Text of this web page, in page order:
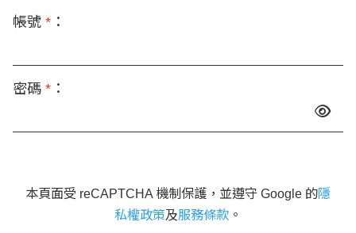
帳號 * ：
密碼 * ：
本頁面受 reCAPTCHA 機制保護，並遵守 Google 的隱
私權政策及服務條款 。